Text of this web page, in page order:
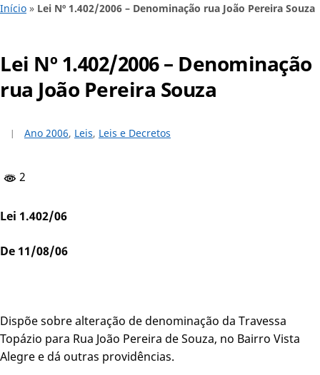
Início » Lei Nº 1.402/2006 – Denominação rua João Pereira Souza
Lei Nº 1.402/2006 – Denominação
rua João Pereira Souza
Ano 2006, Leis, Leis e Decretos
2
Lei 1.402/06
De 11/08/06
Dispõe sobre alteração de denominação da Travessa
Topázio para Rua João Pereira de Souza, no Bairro Vista
Alegre e dá outras providências.